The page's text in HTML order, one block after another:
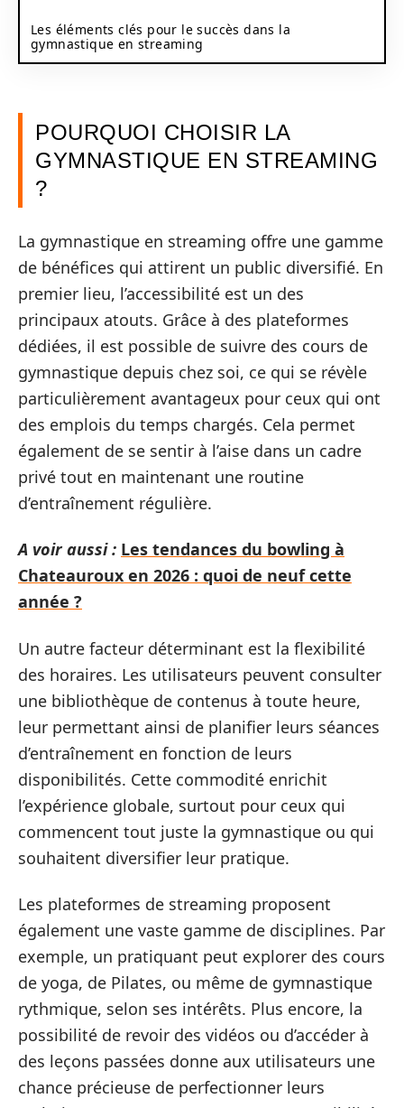
Les éléments clés pour le succès dans la
gymnastique en streaming
POURQUOI CHOISIR LA
GYMNASTIQUE EN STREAMING
?
La gymnastique en streaming offre une gamme
de bénéfices qui attirent un public diversifié. En
premier lieu, l’accessibilité est un des
principaux atouts. Grâce à des plateformes
dédiées, il est possible de suivre des cours de
gymnastique depuis chez soi, ce qui se révèle
particulièrement avantageux pour ceux qui ont
des emplois du temps chargés. Cela permet
également de se sentir à l’aise dans un cadre
privé tout en maintenant une routine
d’entraînement régulière.
A voir aussi : Les tendances du bowling à
Chateauroux en 2026 : quoi de neuf cette
année ?
Un autre facteur déterminant est la flexibilité
des horaires. Les utilisateurs peuvent consulter
une bibliothèque de contenus à toute heure,
leur permettant ainsi de planifier leurs séances
d’entraînement en fonction de leurs
disponibilités. Cette commodité enrichit
l’expérience globale, surtout pour ceux qui
commencent tout juste la gymnastique ou qui
souhaitent diversifier leur pratique.
Les plateformes de streaming proposent
également une vaste gamme de disciplines. Par
exemple, un pratiquant peut explorer des cours
de yoga, de Pilates, ou même de gymnastique
rythmique, selon ses intérêts. Plus encore, la
possibilité de revoir des vidéos ou d’accéder à
des leçons passées donne aux utilisateurs une
chance précieuse de perfectionner leurs